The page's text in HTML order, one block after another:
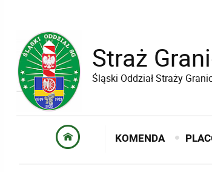
Straż
Śląski Oddział Straży
KOMENDA